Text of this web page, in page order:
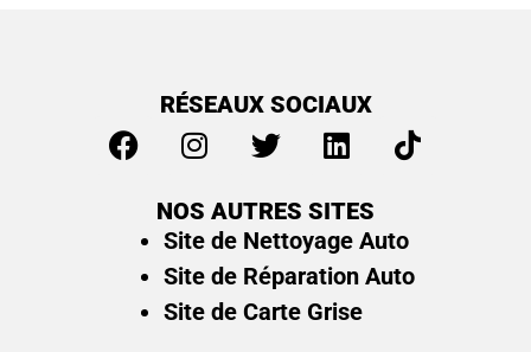
RÉSEAUX SOCIAUX
NOS AUTRES SITES
Site de Nettoyage Auto
Site de Réparation Auto
Site de Carte Grise